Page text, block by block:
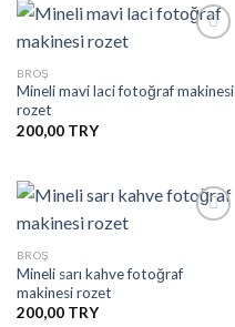
İstek
BROŞ
Mineli mavi laci fotoğraf makinesi
rozet
200,00
BROŞ
Mineli sarı kahve fotoğraf
makinesi rozet
200,00